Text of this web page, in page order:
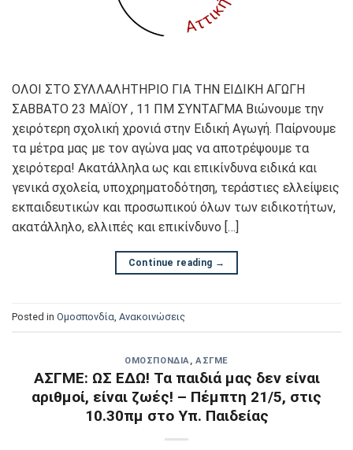
OΛΟΙ ΣΤΟ ΣΥΛΛΑΛΗΤΗΡΙΟ ΓΙΑ ΤΗΝ ΕΙΔΙΚΗ ΑΓΩΓΗ
ΣΑΒΒΑΤΟ 23 ΜΑΪΟΥ , 11 ΠΜ ΣΥΝΤΑΓΜΑ Βιώνουμε την
χειρότερη σχολική χρονιά στην Ειδική Αγωγή. Παίρνουμε
τα μέτρα μας με τον αγώνα μας να αποτρέψουμε τα
χειρότερα! Ακατάλληλα ως και επικίνδυνα ειδικά και
γενικά σχολεία, υποχρηματοδότηση, τεράστιες ελλείψεις
εκπαιδευτικών και προσωπικού όλων των ειδικοτήτων,
ακατάλληλο, ελλιπές και επικίνδυνο […]
Continue reading →
Posted in Oμοσπονδία Ανακοινώσεις
OΜΟΣΠΟΝΔΊΑ ΑΣΓΜΕ
ΑΣΓΜΕ: ΩΣ ΕΔΩ! Τα παιδιά μας δεν είναι
αριθμοί, είναι ζωές! – Πέμπτη 21/5, στις
10.30πμ στο Υπ. Παιδείας